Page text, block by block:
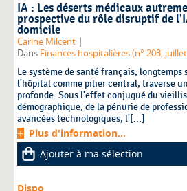
IA : Les déserts médicaux
prospective du rôle disruptif de
domicile
Carine Milcent |
Dans Finances hospitalières (n° 203,
Le système de santé français,
l'hôpital comme pilier central, traverse
profonde. Sous l'effet conjugué du
démographique, de la pénurie de
avancées technologiques, l'[...]
Plus d'information...
Ajouter à ma sélection
Dispo